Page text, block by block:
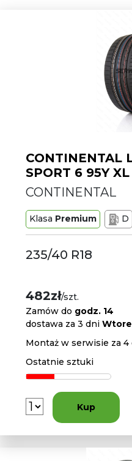
CONTINENTAL
SPORT 6 95Y
CONTINENTAL
Klasa Premium D
235/40 R18
482zł/szt.
Zamów do godz. 14
dostawa za 3 dni
Montaż w serwisie za
Ostatnie sztuki
Kup